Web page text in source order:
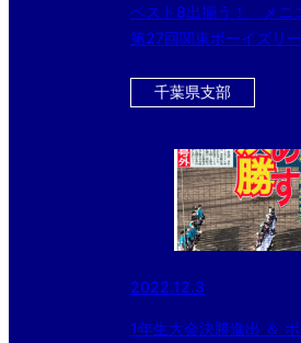
ベスト8出揃う！ メニ
第27回関東ボーイズリ
千葉県支部
2022.12.3
1年生大会決勝進出 ＆